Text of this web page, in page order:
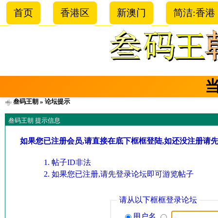
首页 香港区 新澳门 简洁:香港
叁码王朝 » 论坛提示
叁码王朝 提示信息
如果您已注册会员,请直接在底下框框登陆,如还没注册请
帖子ID非法
如果您已注册,请先登录论坛即可游览帖子
请从以下框框登录论坛
用户名